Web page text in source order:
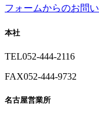
フォームからのお問
本社
TEL052-444-2116
FAX052-444-9732
名古屋営業所